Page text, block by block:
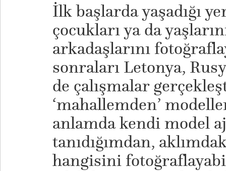
İlk başlarda yaşadığı
çocukları ya da
arkadaşlarını
sonraları Letonya,
de çalışmalar
‘mahallemden’
anlamda kendi model
tanıdığımdan,
hangisini